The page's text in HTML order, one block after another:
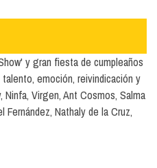
y gran fiesta de cumpleaños
emoción, reivindicación y
Ninfa, Virgen, Ant Cosmos, Salma
Fernández, Nathaly de la Cruz,